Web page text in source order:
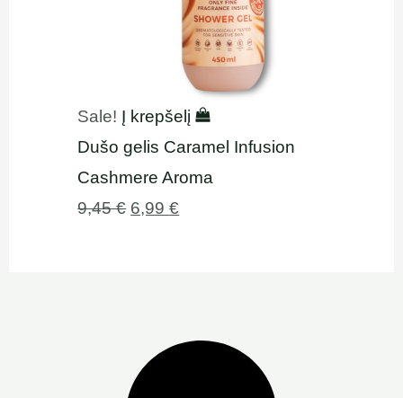
Sale! Į krepšelį
Dušo gelis Caramel Infusion
Cashmere Aroma
9,45€ 6,99€